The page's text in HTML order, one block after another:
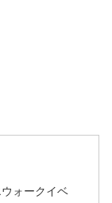
ォークイベ